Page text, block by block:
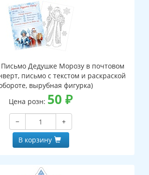
Дедушке Морозу в почтовом
письмо с текстом и раскраской
вырубная фигурка)
Цена розн: 50 ₽
−
+
В корзину